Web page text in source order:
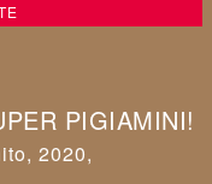
PIGIAMINI!
2020,